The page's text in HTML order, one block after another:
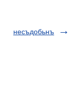
несъдобьнъ